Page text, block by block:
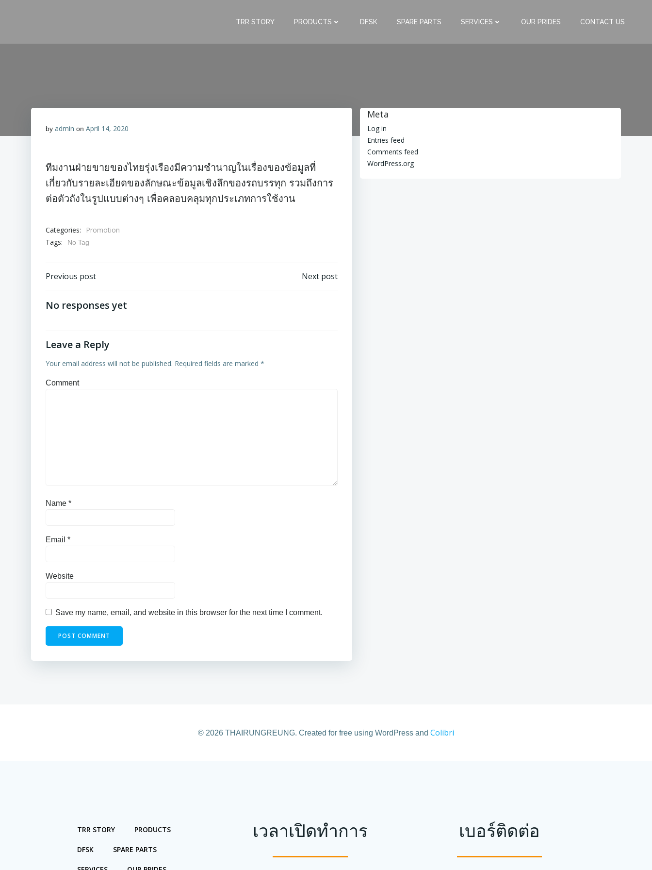
TRR STORY PRODUCTS DFSK SPARE PARTS SERVICES OUR PRIDES CONTACT US
by admin on April 14, 2020
ทีมงานฝ่ายขายของไทยรุ่งเรืองมีความชำนาญในเรื่องของข้อมูลที่
เกี่ยวกับรายละเอียดของลักษณะข้อมูลเชิงลึกของรถบรรทุก รวมถึงการ
ต่อตัวถังในรูปแบบต่างๆ เพื่อคลอบคลุมทุกประเภทการใช้งาน
Categories:
Promotion
Tags:
No Tag
Post
navigation
Previous post Next post
No responses yet
Leave a Reply
Your email address will not be published. Required fields are marked *
Comment
Name *
Email *
Website
Save my name, email, and website in this browser for the next time I comment.
Meta
Log in
Entries feed
Comments feed
WordPress.org
© 2026 THAIRUNGREUNG. Created for free using WordPress and Colibri
TRR STORY PRODUCTS
DFSK SPARE PARTS
เวลาเปิดทำการ เบอร์ติดต่อ